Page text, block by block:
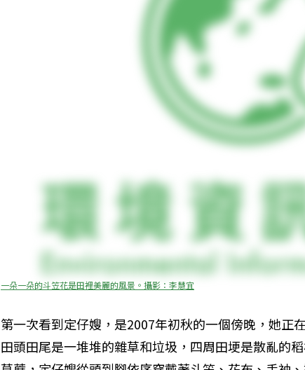
一朵一朵的斗笠花是田裡美麗的風景。攝影：李慧宜
第一次看到定仔嫂，是2007年初秋的一個傍晚，她正
田頭田尾是一堆堆的雜草和垃圾，四周田埂是散亂的